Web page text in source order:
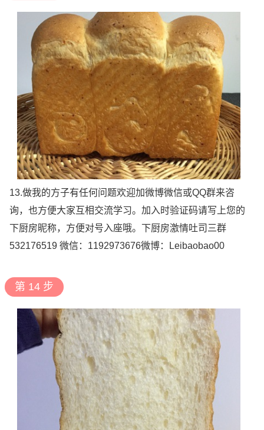
13.做我的方子有任何问题欢迎加微博微信或QQ群来咨
询，也方便大家互相交流学习。加入时验证码请写上您的
下厨房昵称，方便对号入座哦。下厨房激情吐司三群
532176519 微信：1192973676微博：Leibaobao00
第 14 步